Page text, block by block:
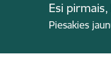
Esi
Piesakies